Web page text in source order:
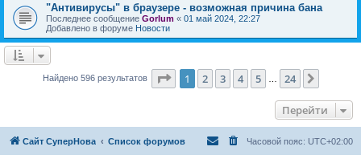
"Антивирусы" в браузере - возможная причина бана
Последнее сообщение Gorlum « 01 май 2024, 22:27
Добавлено в форуме Новости
Найдено 596 результатов Страница из 24
1 2 3 4 5 24
Перейти
Сайт СуперНова Список форумов Часовой пояс: UTC+02:00